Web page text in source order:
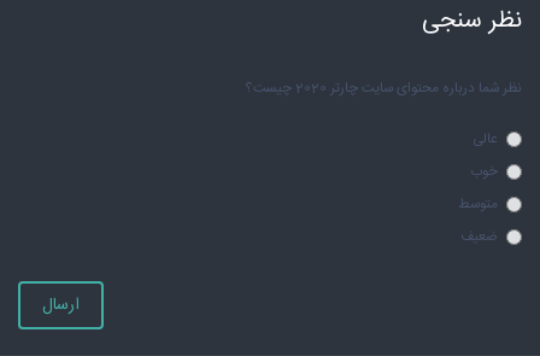
نظر سنجی
نظر شما درباره محتوای سایت چارتر 2020 چیست؟
عالی
خوب
متوسط
ضعیف
ارسال